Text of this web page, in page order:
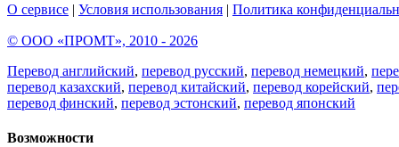
О сервисе | Условия использования | Политика
© ООО «ПРОМТ», 2010 - 2026
Перевод английский, перевод русский, перевод немецкий,
перевод казахский, перевод китайский, перевод корейский,
перевод финский, перевод эстонский, перевод японский
Возможности